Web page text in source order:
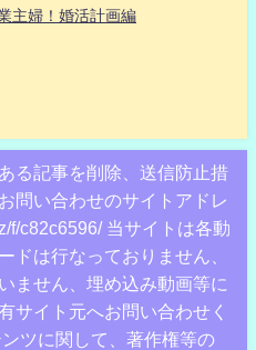
主婦！婚活計画編
る記事を削除、送信防止措
問い合わせのサイトアドレ
f/c82c6596/ 当サイトは各動
ドは行なっておりません、
ません、埋め込み動画等に
サイト元へお問い合わせく
ツに関して、著作権等の